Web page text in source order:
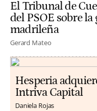
El Tribunal de
del PSOE sobre
madrileña
Gerard Mateo
Hesperia
Intriva Capital
Daniela Rojas